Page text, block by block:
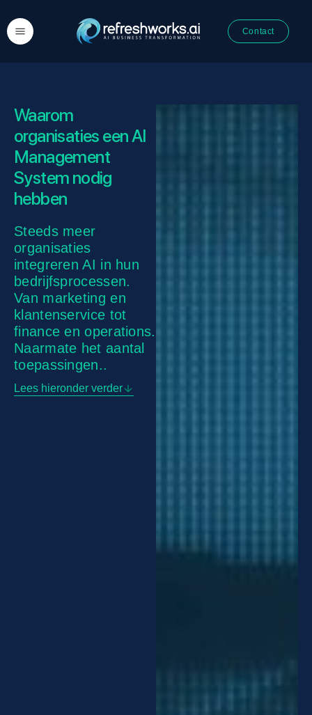
Contact
Waarom
organisaties een AI
Management
System nodig
hebben
Steeds meer
organisaties
integreren AI in hun
bedrijfsprocessen.
Van marketing en
klantenservice tot
finance en operations.
Naarmate het aantal
toepassingen..
Lees hieronder verder